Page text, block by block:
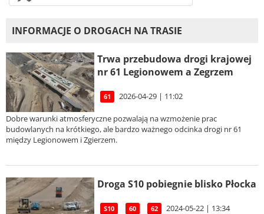
INFORMACJE O DROGACH NA TRASIE
Trwa przebudowa drogi krajowej
nr 61 Legionowem a Zegrzem
61 2026-04-29 | 11:02
Dobre warunki atmosferyczne pozwalają na wzmożenie prac
budowlanych na krótkiego, ale bardzo ważnego odcinka drogi nr 61
między Legionowem i Zgierzem.
Droga S10 pobiegnie blisko Płocka
S10 60 62 2024-05-22 | 13:34